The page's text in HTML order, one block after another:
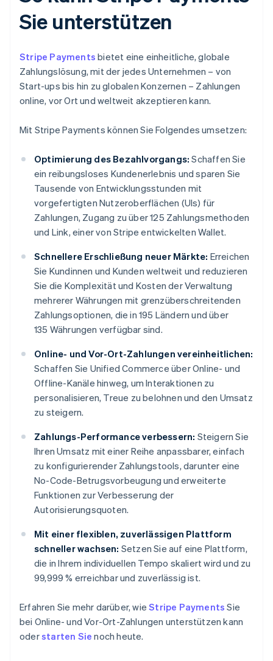
Sie unterstützen
Stripe Payments bietet eine einheitliche, globale
Zahlungslösung, mit der jedes Unternehmen – von
Start-ups bis hin zu globalen Konzernen – Zahlungen
online, vor Ort und weltweit akzeptieren kann.
Mit Stripe Payments können Sie Folgendes umsetzen:
Optimierung des Bezahlvorgangs: Schaffen Sie
ein reibungsloses Kundenerlebnis und sparen Sie
Tausende von Entwicklungsstunden mit
vorgefertigten Nutzeroberflächen (UIs) für
Zahlungen, Zugang zu über 125 Zahlungsmethoden
und Link, einer von Stripe entwickelten Wallet.
Schnellere Erschließung neuer Märkte: Erreichen
Sie Kundinnen und Kunden weltweit und reduzieren
Sie die Komplexität und Kosten der Verwaltung
mehrerer Währungen mit grenzüberschreitenden
Zahlungsoptionen, die in 195 Ländern und über
135 Währungen verfügbar sind.
Online- und Vor-Ort-Zahlungen vereinheitlichen:
Schaffen Sie Unified Commerce über Online- und
Offline-Kanäle hinweg, um Interaktionen zu
personalisieren, Treue zu belohnen und den Umsatz
zu steigern.
Zahlungs-Performance verbessern: Steigern Sie
Ihren Umsatz mit einer Reihe anpassbarer, einfach
zu konfigurierender Zahlungstools, darunter eine
No-Code-Betrugsvorbeugung und erweiterte
Funktionen zur Verbesserung der
Autorisierungsquoten.
Mit einer flexiblen, zuverlässigen Plattform
schneller wachsen: Setzen Sie auf eine Plattform,
die in Ihrem individuellen Tempo skaliert wird und zu
99,999 % erreichbar und zuverlässig ist.
Erfahren Sie mehr darüber, wieStripe Payments Sie
bei Online- und Vor-Ort-Zahlungen unterstützen kann
oderstarten Sie noch heute.